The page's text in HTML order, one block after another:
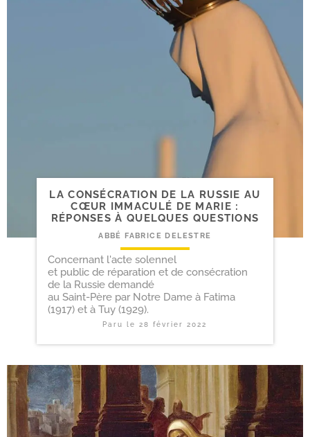
LA CONSÉCRATION DE LA RUSSIE AU
CŒUR IMMACULÉ DE MARIE :
RÉPONSES À QUELQUES QUESTIONS
ABBÉ FABRICE DELESTRE
Concernant l'acte solennel
et public de réparation et de consécration
de la Russie demandé
au Saint-Père par Notre Dame à Fatima
(1917) et à Tuy (1929).
Paru le28 février 2022